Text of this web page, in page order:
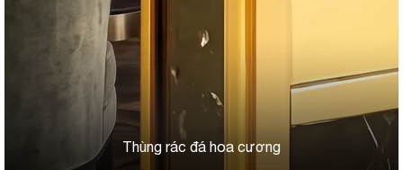
Thùng rác đá hoa cương